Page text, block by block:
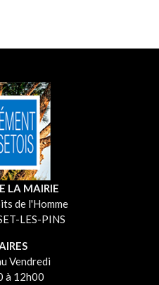
LA MAIRIE
de l'Homme
LES-PINS
Vendredi
à 12h00